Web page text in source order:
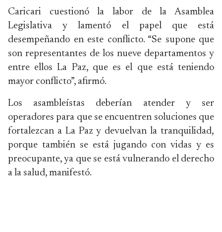
Caricari cuestionó la labor de la Asamblea
Legislativa y lamentó el papel que está
desempeñando en este conflicto. “Se supone que
son representantes de los nueve departamentos y
entre ellos La Paz, que es el que está teniendo
mayor conflicto”, afirmó.
Los asambleístas deberían atender y ser
operadores para que se encuentren soluciones que
fortalezcan a La Paz y devuelvan la tranquilidad,
porque también se está jugando con vidas y es
preocupante, ya que se está vulnerando el derecho
a la salud, manifestó.